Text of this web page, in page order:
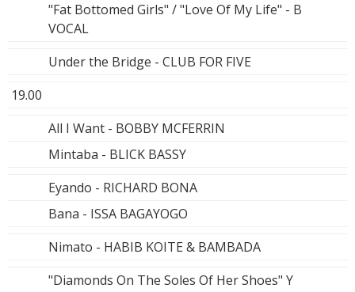
"Fat Bottomed Girls" / "Love Of My Life" - B
VOCAL
Under the Bridge - CLUB FOR FIVE
19.00
All I Want - BOBBY MCFERRIN
Mintaba - BLICK BASSY
Eyando - RICHARD BONA
Bana - ISSA BAGAYOGO
Nimato - HABIB KOITE & BAMBADA
"Diamonds On The Soles Of Her Shoes" Y